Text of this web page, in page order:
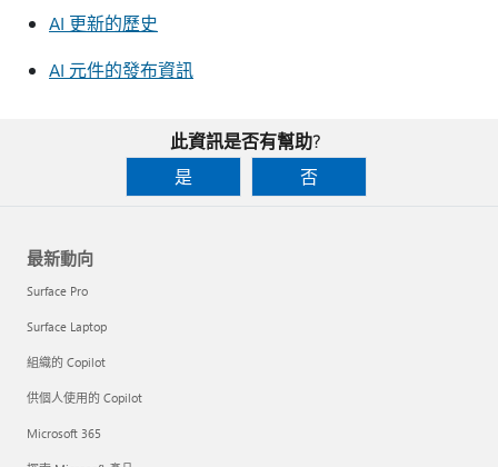
AI 更新的歷史
AI 元件的發布資訊
此資訊是否有幫助?
是
否
最新動向
Surface Pro
Surface Laptop
組織的 Copilot
供個人使用的 Copilot
Microsoft 365